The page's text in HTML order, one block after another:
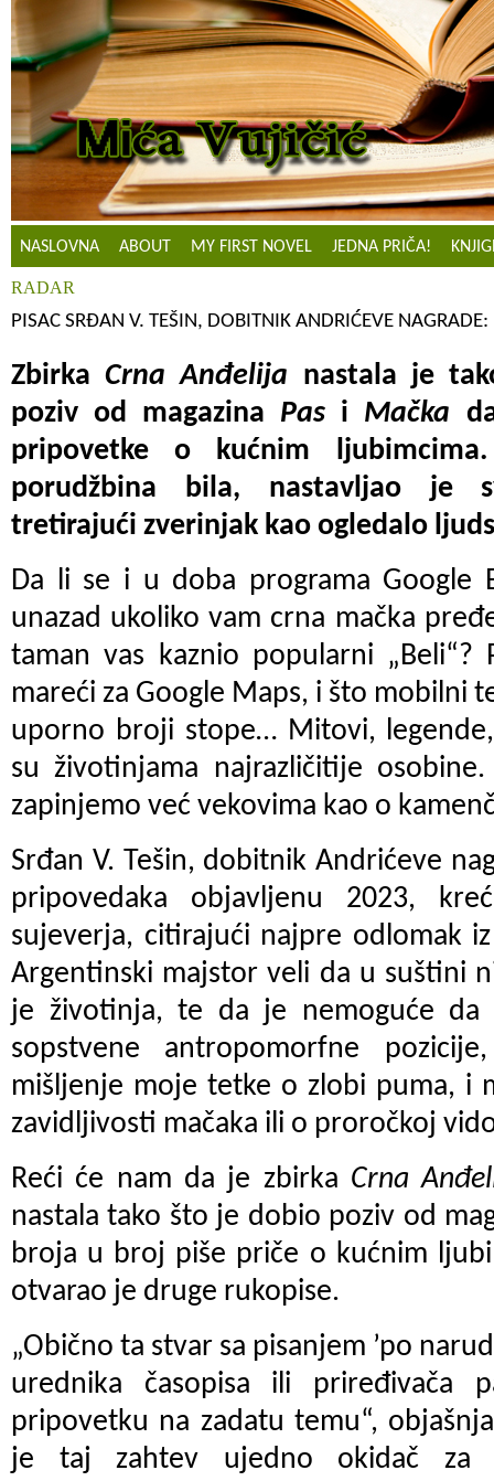
NASLOVNA ABOUT MY FIRST NOVEL JEDNA PRIČA!
RADAR
PISAC SRĐAN V. TEŠIN, DOBITNIK ANDRIĆEVE
ZbirkaCrna Anđelija nastala je
poziv od magazina Pas i Mačka
pripovetke o kućnim
porudžbina bila, nastavljao je
tretirajući zverinjak kao ogledalo
Da li se i u doba programa Google
unazad ukoliko vam crna mačka
taman vas kaznio popularni
mareći za Google Maps, i što mobilni
uporno broji stope… Mitovi,
su životinjama najrazličitije
zapinjemo već vekovima kao o
Srđan V. Tešin, dobitnik Andrićeve
pripovedaka objavljenu 2023,
sujeverja, citirajući najpre odlomak
Argentinski majstor veli da u suštini
je životinja, te da je nemoguće da
sopstvene antropomorfne
mišljenje moje tetke o zlobi puma, i
zavidljivosti mačaka ili o proročkoj
Reći će nam da je zbirka Crna
nastala tako što je dobio poziv od
broja u broj piše priče o kućnim
otvarao je druge rukopise.
„Obično ta stvar sa pisanjem ’po
urednika časopisa ili priređivača
pripovetku na zadatu temu“,
je taj zahtev ujedno okidač za